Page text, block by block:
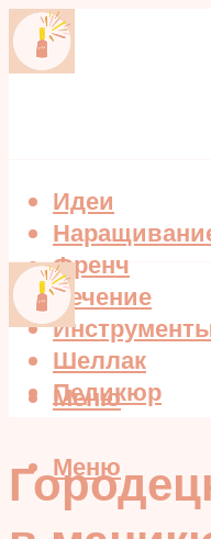
Идеи
Френч
Лечение
Шеллак
Педикюр
Меню
Меню